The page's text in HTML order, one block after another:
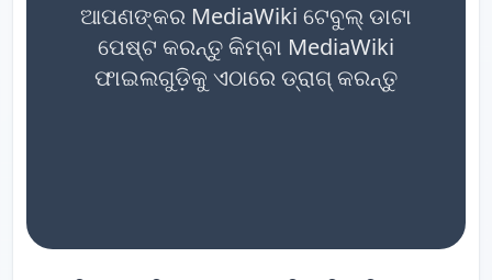
ଆପଣଙ୍କର MediaWiki ଟେବୁଲ୍ ଡାଟା
ପେଷ୍ଟ କରନ୍ତୁ କିମ୍ବା MediaWiki
ଫାଇଲଗୁଡ଼ିକୁ ଏଠାରେ ଡ୍ରାଗ୍ କରନ୍ତୁ